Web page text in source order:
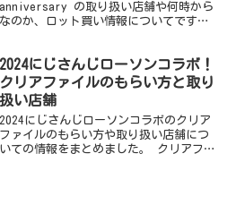
anniversary の取り扱い店舗や何時から
なのか、ロット買い情報についてです。
りと表現されていてすてきな景品が揃っ
ていま...
2024にじさんじローソンコラボ！
クリアファイルのもらい方と取り
扱い店舗
2024にじさんじローソンコラボのクリア
ファイルのもらい方や取り扱い店舗につ
いての情報をまとめました。 クリアファ